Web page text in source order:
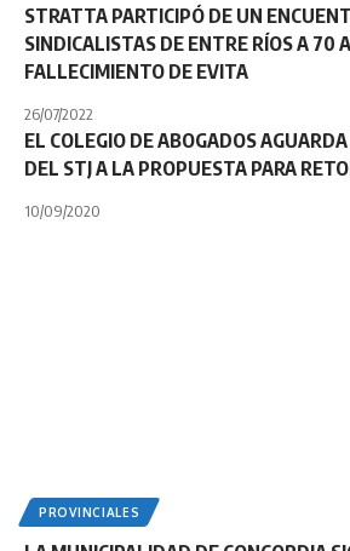
STRATTA PARTICIPÓ DE UN
SINDICALISTAS DE ENTRE RÍOS A 70
FALLECIMIENTO DE EVITA
26/07/2022
EL COLEGIO DE ABOGADOS
DEL STJ A LA PROPUESTA PARA
10/09/2020
PROVINCIALES